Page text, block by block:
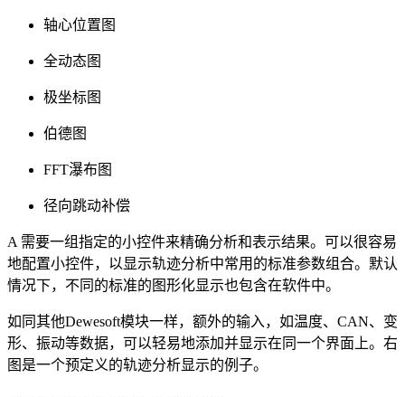
轴心位置图
全动态图
极坐标图
伯德图
FFT瀑布图
径向跳动补偿
A 需要一组指定的小控件来精确分析和表示结果。可以很容易
地配置小控件，以显示轨迹分析中常用的标准参数组合。默认
情况下，不同的标准的图形化显示也包含在软件中。
如同其他Dewesoft模块一样，额外的输入，如温度、CAN、变
形、振动等数据，可以轻易地添加并显示在同一个界面上。右
图是一个预定义的轨迹分析显示的例子。